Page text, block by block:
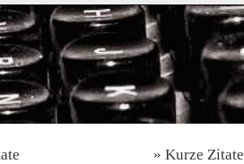
Kurze Zitate